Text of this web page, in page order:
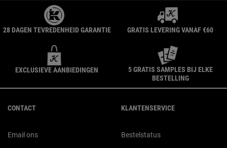
28 DAGEN TEVREDENHEID GARANTIE GRATIS LEVERING VANAF €60
EXCLUSIEVE AANBIEDINGEN
5 GRATIS SAMPLES BIJ ELKE
BESTELLING
CONTACT
Email ons
KLANTENSERVICE
Bestelstatus